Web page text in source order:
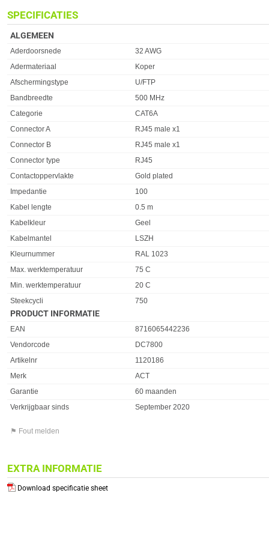
SPECIFICATIES
ALGEMEEN
Eigenschap Waarde
Aderdoorsnede
32 AWG
Adermateriaal
Koper
Afschermingstype
U/FTP
Bandbreedte
500 MHz
Categorie
CAT6A
Connector A
RJ45 male x1
Connector B
RJ45 male x1
Connector type
RJ45
Contactoppervlakte
Gold plated
Impedantie
100
Kabel lengte
0.5 m
Kabelkleur
Geel
Kabelmantel
LSZH
Kleurnummer
RAL 1023
Max. werktemperatuur
75 C
Min. werktemperatuur
20 C
Steekcycli
750
PRODUCT INFORMATIE
EAN
8716065442236
Vendorcode
DC7800
Artikelnr
1120186
Merk
ACT
Garantie
60 maanden
Verkrijgbaar sinds
September 2020
⚑ Fout melden
EXTRA INFORMATIE
Download specificatie sheet